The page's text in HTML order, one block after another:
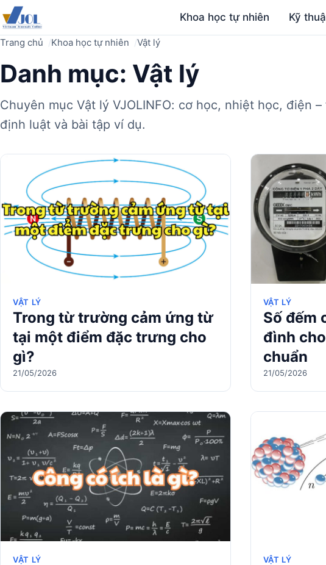
Khoa học tự nhiên Kỹ
Trang chủ Khoa học tự nhiên Vật lý
Danh mục: Vật lý
Chuyên mục Vật lý VJOLINFO: cơ học, nhiệt học,
định luật và bài tập ví dụ.
VẬT LÝ
Trong từ trường cảm ứng từ
tại một điểm đặc trưng cho
gì?
21/05/2026
VẬT LÝ
Số đếm
đình
chuẩn
21/05/2026
VẬT LÝ VẬT LÝ